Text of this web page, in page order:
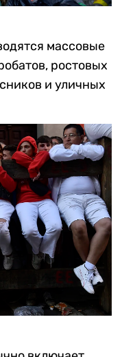
массовые
ростовых
и уличных